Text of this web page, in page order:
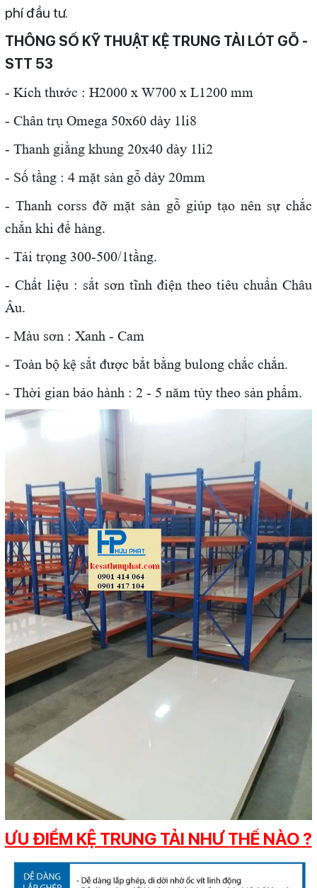
phí đầu tư.
THÔNG SỐ KỸ THUẬT KỆ TRUNG TẢI LÓT GỖ -
STT 53
- Kích thước : H2000 x W700 x L1200 mm
- Chân trụ Omega 50x60 dày 1li8
- Thanh giằng khung 20x40 dày 1li2
- Số tầng : 4 mặt sàn gỗ dày 20mm
- Thanh corss đỡ mặt sàn gỗ giúp tạo nên sự chắc
chắn khi để hàng.
- Tải trọng 300-500/1tầng.
- Chất liệu : sắt sơn tĩnh điện theo tiêu chuẩn Châu
Âu.
- Màu sơn : Xanh - Cam
- Toàn bộ kệ sắt được bắt bằng bulong chắc chắn.
- Thời gian bảo hành : 2 - 5 năm tùy theo sản phẩm.
ƯU ĐIỂM KỆ TRUNG TẢI NHƯ THẾ NÀO ?